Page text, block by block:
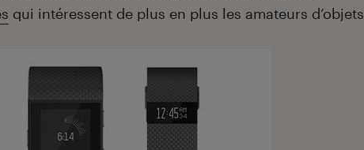
qui intéressent de plus en plus les amateurs d’objets